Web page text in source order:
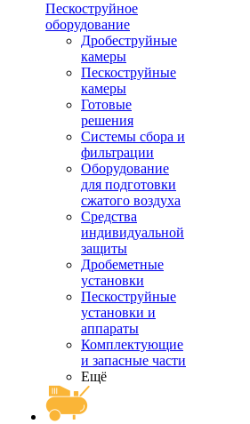
Пескоструйное
оборудование
Дробеструйные
камеры
Пескоструйные
камеры
Готовые
решения
Системы сбора и
фильтрации
Оборудование
для подготовки
сжатого воздуха
Средства
индивидуальной
защиты
Дробеметные
установки
Пескоструйные
установки и
аппараты
Комплектующие
и запасные части
Ещё